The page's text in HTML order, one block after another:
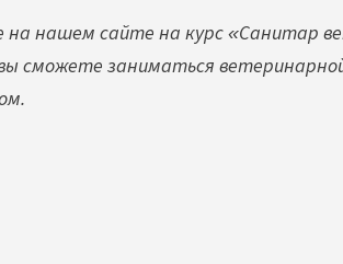
на нашем сайте на курс «Санитар
сможете заниматься